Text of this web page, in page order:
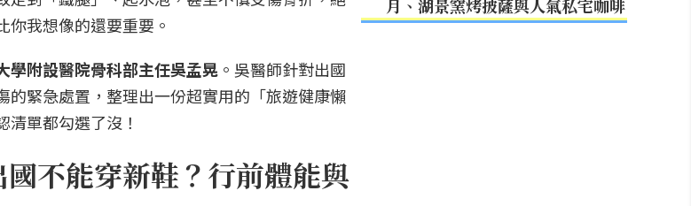
我想像的還要重要。
學附設醫院骨科部主任吳孟晃 。吳醫師針對出國
緊急處置，整理出一份超實用的「旅遊健康懶
單都勾選了沒！
不能穿新鞋？行前體能與
月、湖景窯烤披薩與人氣私宅咖啡